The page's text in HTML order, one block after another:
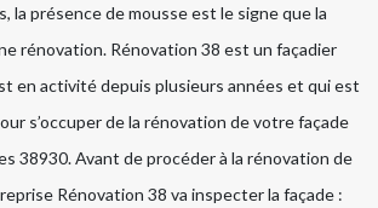
la présence de mousse est le signe que la
rénovation. Rénovation 38 est un façadier
en activité depuis plusieurs années et qui est
s’occuper de la rénovation de votre façade
38930. Avant de procéder à la rénovation de
Rénovation 38 va inspecter la façade :